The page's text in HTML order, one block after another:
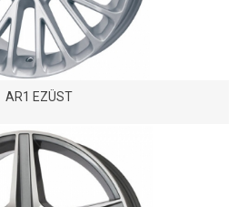
AR1 EZÜST